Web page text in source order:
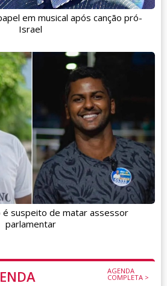
AGENDA
COMPLETA >
em musical após canção pró-
Israel
é suspeito de matar assessor
parlamentar